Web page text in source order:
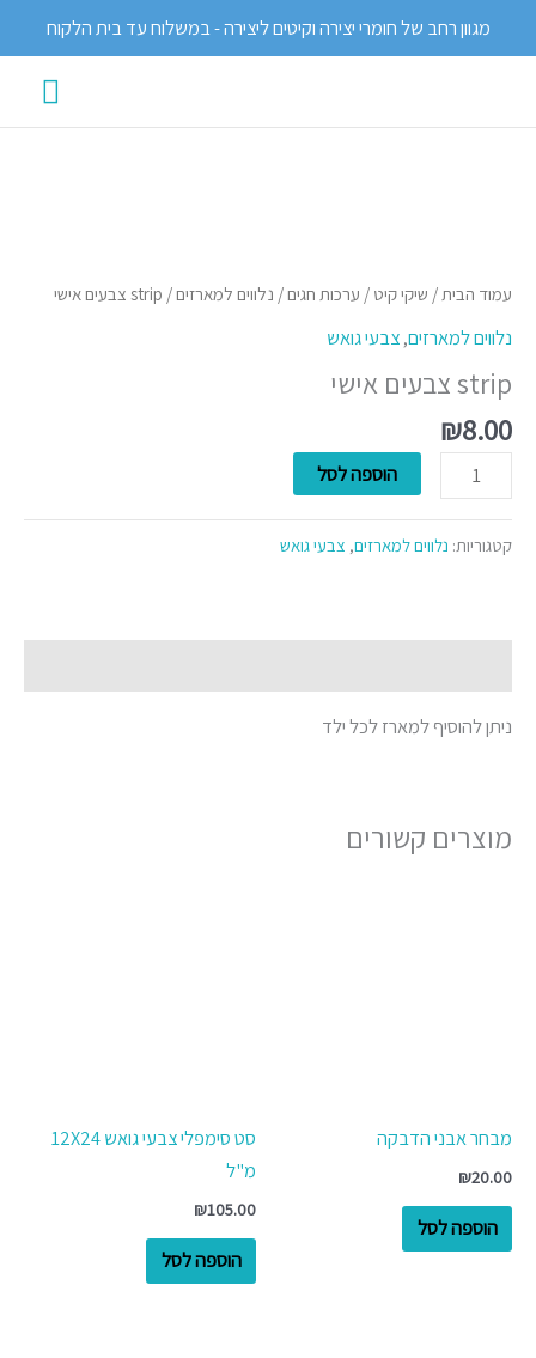
מגוון רחב של חומרי יצירה וקיטים ליצירה - במשלוח עד בית הלקוח
עמוד הבית/ שיקי קיט / ערכות חגים/ נלווים למארזים/ strip צבעים אישי
נלווים למארזים,צבעי גואש
strip צבעים אישי
₪8.00
strip
אישי
הוספה לסל
קטגוריות: נלווים למארזים, צבעי גואש
ניתן להוסיף למארז לכל ילד
מוצרים קשורים
מבחר אבני הדבקה
₪20.00
הוספה לסל
סט סימפלי צבעי גואש 12X24
מ"ל
₪105.00
הוספה לסל